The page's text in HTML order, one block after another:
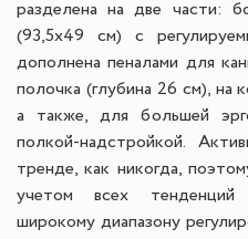
разделена на две части:
(93,5х49 см) с
дополнена пеналами для
полочка (глубина 26 см), на
а также, для большей
полкой-надстройкой.
тренде, как никогда,
учетом всех тенденций
широкому диапазону